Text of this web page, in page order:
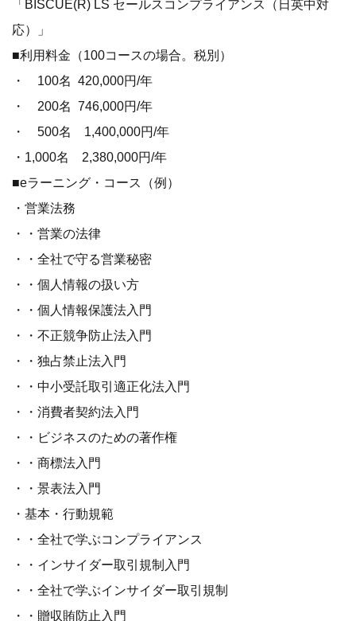
「BISCUE(R) LS セールスコンプライアンス（日英中対
応）」
■利用料金（100コースの場合。税別）
・ 100名 420,000円/年
・ 200名 746,000円/年
・ 500名 1,400,000円/年
・1,000名 2,380,000円/年
■eラーニング・コース（例）
・営業法務
・・営業の法律
・・全社で守る営業秘密
・・個人情報の扱い方
・・個人情報保護法入門
・・不正競争防止法入門
・・独占禁止法入門
・・中小受託取引適正化法入門
・・消費者契約法入門
・・ビジネスのための著作権
・・商標法入門
・・景表法入門
・基本・行動規範
・・全社で学ぶコンプライアンス
・・インサイダー取引規制入門
・・全社で学ぶインサイダー取引規制
・・贈収賄防止入門